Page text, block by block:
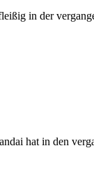
in der
hat in den